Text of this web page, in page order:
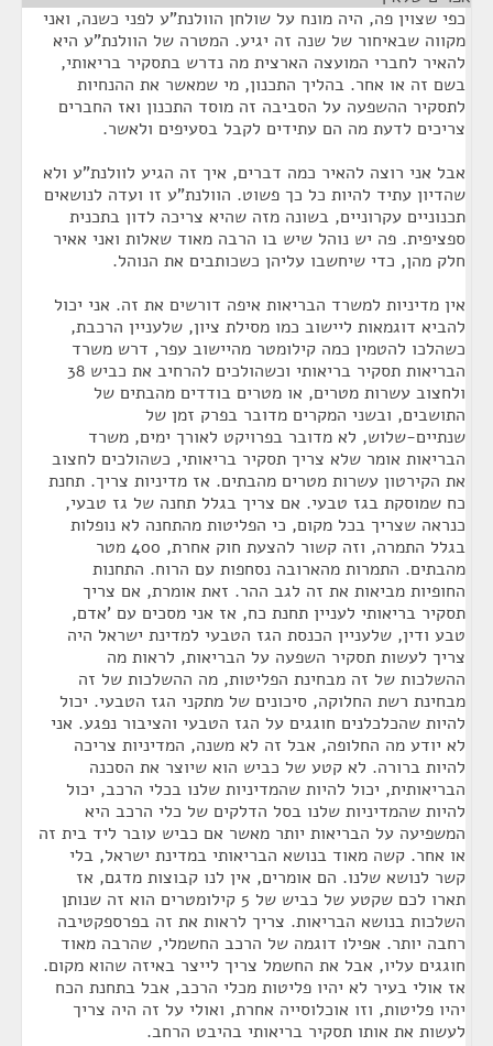
כפי שצוין פה, היה מונח על שולחן הוולנת"ע לפני כשנה, ואני
מקווה שבאיחור של שנה זה יגיע. המטרה של הוולנת"ע היא
להאיר לחברי המועצה הארצית מה נדרש בתסקיר בריאותי,
בשם זה או אחר. בהליך התכנון, מי שמאשר את ההנחיות
לתסקיר ההשפעה על הסביבה זה מוסד התכנון ואז החברים
צריכים לדעת מה הם עתידים לקבל בסעיפים ולאשר.
אבל אני רוצה להאיר כמה דברים, איך זה הגיע לוולנת"ע ולא
שהדיון עתיד להיות כל כך פשוט. הוולנת"ע זו ועדה לנושאים
תכנוניים עקרוניים, בשונה מזה שהיא צריכה לדון בתכנית
ספציפית. פה יש נוהל שיש בו הרבה מאוד שאלות ואני אאיר
חלק מהן, כדי שיחשבו עליהן כשכותבים את הנוהל.
אין מדיניות למשרד הבריאות איפה דורשים את זה. אני יכול
להביא דוגמאות ליישוב כמו מסילת ציון, שלעניין הרכבת,
כשהלכו להטמין כמה קילומטר מהיישוב עפר, דרש משרד
הבריאות תסקיר בריאותי וכשהולכים להרחיב את כביש 38
ולחצוב עשרות מטרים, או מטרים בודדים מהבתים של
התושבים, ובשני המקרים מדובר בפרק זמן של
שנתיים-שלוש, לא מדובר בפרויקט לאורך ימים, משרד
הבריאות אומר שלא צריך תסקיר בריאותי, כשהולכים לחצוב
את הקירטון עשרות מטרים מהבתים. אז מדיניות צריך. תחנת
כח שמוסקת בגז טבעי. אם צריך בגלל תחנה של גז טבעי,
כנראה שצריך בכל מקום, כי הפליטות מהתחנה לא נופלות
בגלל התמרה, וזה קשור להצעת חוק אחרת, 400 מטר
מהבתים. התמרות מהארובה נסחפות עם הרוח. התחנות
החופיות מביאות את זה לגב ההר. זאת אומרת, אם צריך
תסקיר בריאותי לעניין תחנת כח, אז אני מסכים עם 'אדם,
טבע ודין, שלעניין הכנסת הגז הטבעי למדינת ישראל היה
צריך לעשות תסקיר השפעה על הבריאות, לראות מה
ההשלכות של זה מבחינת הפליטות, מה ההשלכות של זה
מבחינת רשת החלוקה, סיכונים של מתקני הגז הטבעי. יכול
להיות שהכלכלנים חוגגים על הגז הטבעי והציבור נפגע. אני
לא יודע מה החלופה, אבל זה לא משנה, המדיניות צריכה
להיות ברורה. לא קטע של כביש הוא שיוצר את הסכנה
הבריאותית, יכול להיות שהמדיניות שלנו בכלי הרכב, יכול
להיות שהמדיניות שלנו בסל הדלקים של כלי הרכב היא
המשפיעה על הבריאות יותר מאשר אם כביש עובר ליד בית זה
או אחר. קשה מאוד בנושא הבריאותי במדינת ישראל, בלי
קשר לנושא שלנו. הם אומרים, אין לנו קבוצות מדגם, אז
תארו לכם שקטע של כביש של 5 קילומטרים הוא זה שנותן
השלכות בנושא הבריאות. צריך לראות את זה בפרספקטיבה
רחבה יותר. אפילו דוגמה של הרכב החשמלי, שהרבה מאוד
חוגגים עליו, אבל את החשמל צריך לייצר באיזה שהוא מקום.
אז אולי בעיר לא יהיו פליטות מכלי הרכב, אבל בתחנת הכח
יהיו פליטות, וזו אוכלוסייה אחרת, ואולי על זה היה צריך
לעשות את אותו תסקיר בריאותי בהיבט הרחב.